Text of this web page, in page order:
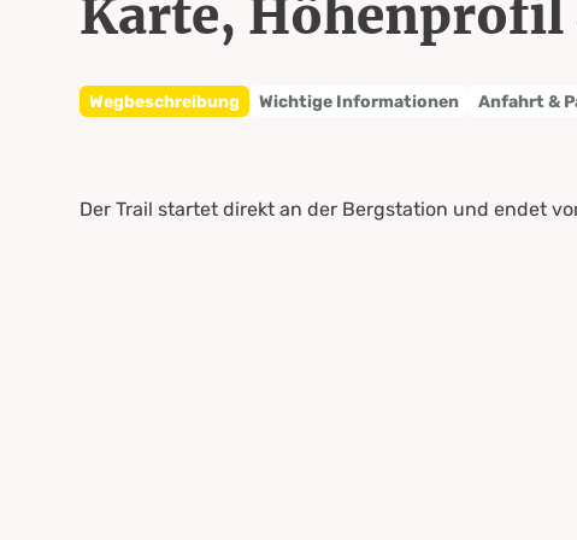
Karte,
Wegbeschreibung Wichtige Informationen Anfahrt &
Der Trail startet direkt an der Bergstation und endet